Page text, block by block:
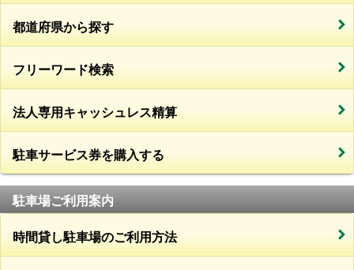
都道府県から探す
フリーワード検索
法人専用キャッシュレス精算
駐車サービス券を購入する
駐車場ご利用案内
時間貸し駐車場のご利用方法